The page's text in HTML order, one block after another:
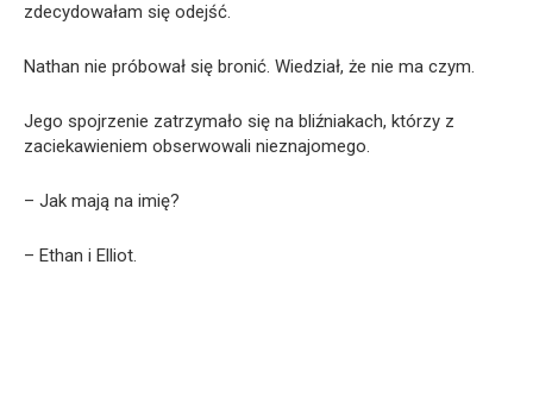
zdecydowałam się odejść.
Nathan nie próbował się bronić. Wiedział, że nie ma czym.
Jego spojrzenie zatrzymało się na bliźniakach, którzy z
zaciekawieniem obserwowali nieznajomego.
– Jak mają na imię?
– Ethan i Elliot.